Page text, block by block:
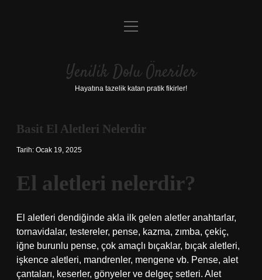
Anasayfa
Yasal Uyarı
menüyü
Yenilik Dolu Öneriler
Hayatına tazelik katan pratik fikirler!
Basit El Aletleri Nelerdir
Tarih: Ocak 19, 2025
El aletleri nelerdir?
El aletleri dendiğinde akla ilk gelen aletler anahtarlar,
tornavidalar, testereler, pense, kazma, zımba, çekiç,
iğne burunlu pense, çok amaçlı bıçaklar, bıçak aletleri,
işkence aletleri, mandrenler, mengene vb. Pense, alet
çantaları, keserler, gönyeler ve delgeç setleri. Alet